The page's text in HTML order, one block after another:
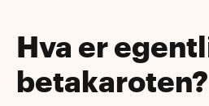
Hva er
betakaroten?